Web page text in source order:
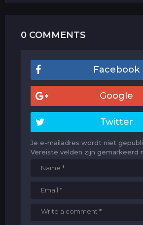
0 COMMENTS
Facebook
Google
Twitter
Je e-mailadres wordt niet
Vereiste velden zijn gemarkeerd